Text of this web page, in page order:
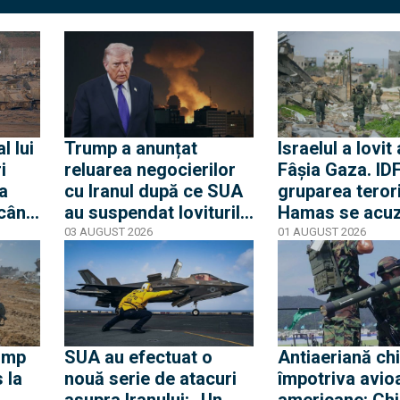
lui
Trump a anunțat
reluarea negocierilor
cu Iranul după ce SUA
au suspendat loviturile
împotriva statului din
Golf
03 AUGUST 2026
Israelul a lovit
Fâșia Gaza.
gruparea
Hamas se
reciproc de
armistițiului
01 AUGUST 2026
la
SUA au efectuat o
nouă serie de atacuri
Antiaeriană
împotriva